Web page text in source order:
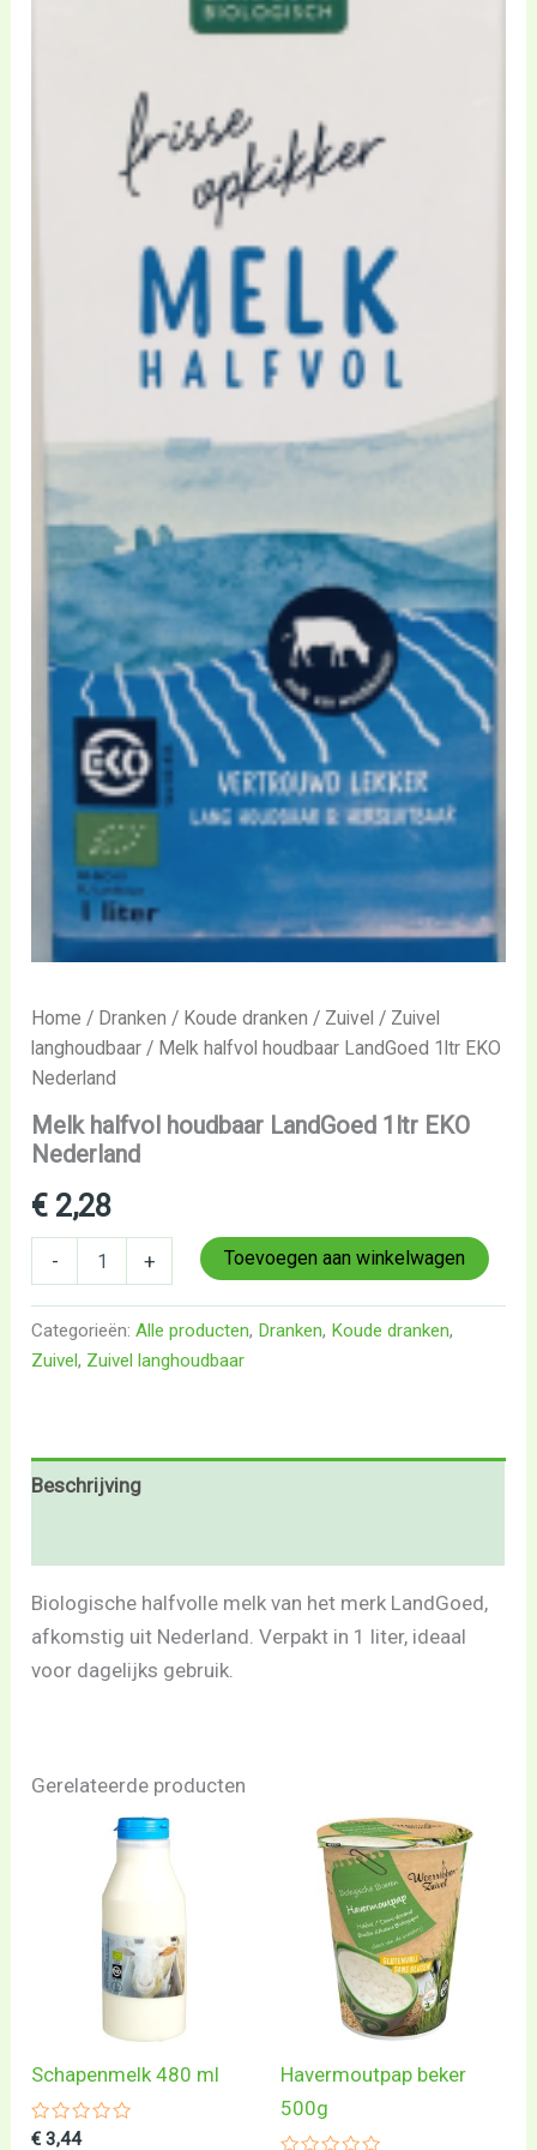
Home / Dranken / Koude dranken / Zuivel / Zuivel
langhoudbaar / Melk halfvol houdbaar LandGoed 1ltr EKO
Nederland
Melk halfvol houdbaar LandGoed 1ltr EKO
Nederland
€ 2,28
- + Toevoegen aan winkelwagen
Categorieën:Alle producten, Dranken, Koude dranken,
Zuivel, Zuivel langhoudbaar
Beschrijving
Biologische halfvolle melk van het merk LandGoed,
afkomstig uit Nederland. Verpakt in 1 liter, ideaal
voor dagelijks gebruik.
Gerelateerde producten
Schapenmelk 480 ml
Gewaardeerd
€ 3,44
Havermoutpap beker
500g